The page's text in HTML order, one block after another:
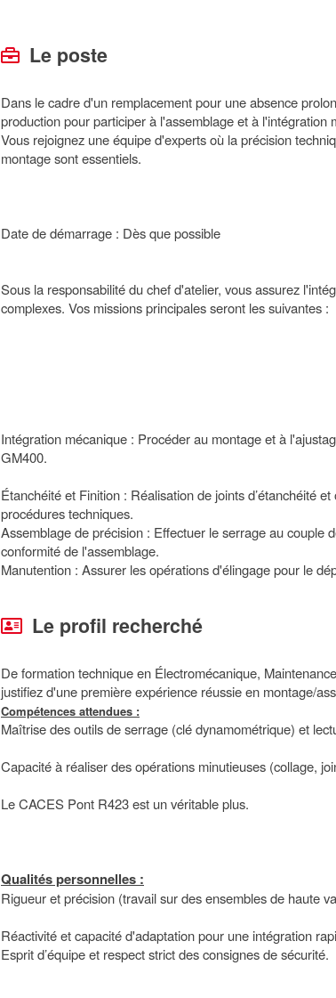
Le poste
Dans le cadre d'un remplacement pour une absence
production pour participer à l'assemblage et à l'intégration
Vous rejoignez une équipe d'experts où la précision
montage sont essentiels.
Date de démarrage : Dès que possible
Sous la responsabilité du chef d'atelier, vous assurez
complexes. Vos missions principales seront les suivantes :
Intégration mécanique : Procéder au montage et à
GM400.
Étanchéité et Finition : Réalisation de joints d’étanchéité
procédures techniques.
Assemblage de précision : Effectuer le serrage au couple
conformité de l'assemblage.
Manutention : Assurer les opérations d'élingage pour le
Le profil recherché
De formation technique en Électromécanique,
justifiez d'une première expérience réussie en montage/
Compétences attendues :
Maîtrise des outils de serrage (clé dynamométrique) et
Capacité à réaliser des opérations minutieuses (collage,
Le CACES Pont R423 est un véritable plus.
Qualités personnelles :
Rigueur et précision (travail sur des ensembles de haute
Réactivité et capacité d'adaptation pour une intégration
Esprit d’équipe et respect strict des consignes de sécurité.